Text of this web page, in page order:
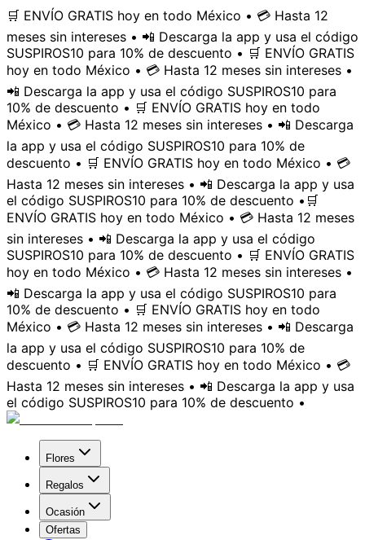
🛒 ENVÍO GRATIS hoy en todo México • 💳 Hasta 12
meses sin intereses • 📲 Descarga la app y usa el código
SUSPIROS10 para 10% de descuento • 🛒 ENVÍO GRATIS
hoy en todo México • 💳 Hasta 12 meses sin intereses •
📲 Descarga la app y usa el código SUSPIROS10 para
10% de descuento • 🛒 ENVÍO GRATIS hoy en todo
México • 💳 Hasta 12 meses sin intereses • 📲 Descarga
la app y usa el código SUSPIROS10 para 10% de
descuento • 🛒 ENVÍO GRATIS hoy en todo México • 💳
Hasta 12 meses sin intereses • 📲 Descarga la app y usa
el código SUSPIROS10 para 10% de descuento • 🛒
ENVÍO GRATIS hoy en todo México • 💳 Hasta 12 meses
sin intereses • 📲 Descarga la app y usa el código
SUSPIROS10 para 10% de descuento • 🛒 ENVÍO GRATIS
hoy en todo México • 💳 Hasta 12 meses sin intereses •
📲 Descarga la app y usa el código SUSPIROS10 para
10% de descuento • 🛒 ENVÍO GRATIS hoy en todo
México • 💳 Hasta 12 meses sin intereses • 📲 Descarga
la app y usa el código SUSPIROS10 para 10% de
descuento • 🛒 ENVÍO GRATIS hoy en todo México • 💳
Hasta 12 meses sin intereses • 📲 Descarga la app y usa
el código SUSPIROS10 para 10% de descuento •
Flores
Regalos
Ocasión
Ofertas